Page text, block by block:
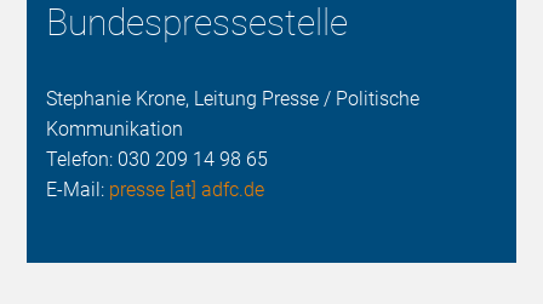
Bundespressestelle
Stephanie Krone, Leitung Presse / Politische
Kommunikation
Telefon: 030 209 14 98 65
E-Mail: presse [at] adfc.de